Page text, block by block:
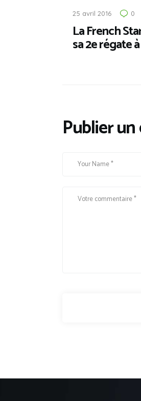
25 avril 2016 0
La French
sa 2e régate
Publier